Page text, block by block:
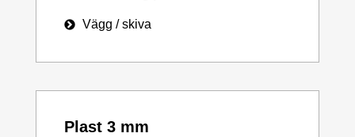
Vägg / skiva
Plast 3 mm